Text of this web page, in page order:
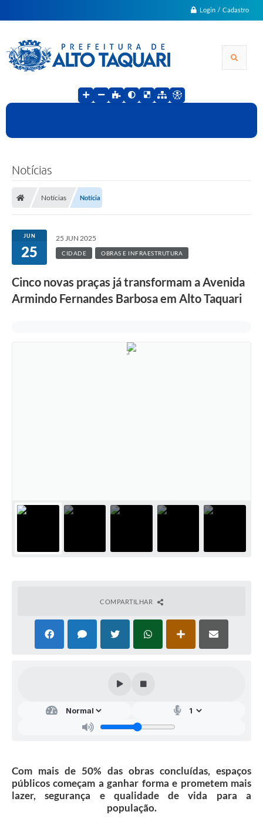
Login / Cadastro
Notícias
Notícias Notícia
JUN
25
25 JUN 2025
CIDADE OBRAS E INFRAESTRUTURA
Cinco novas praças já transformam a Avenida
Armindo Fernandes Barbosa em Alto Taquari
COMPARTILHAR
Com mais de 50% das obras concluídas, espaços
públicos começam a ganhar forma e prometem mais
lazer, segurança e qualidade de vida para a
população.